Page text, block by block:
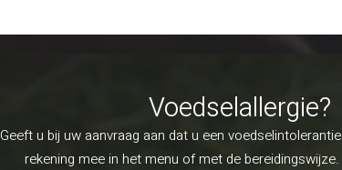
Voedselallergie?
Geeft u bij uw aanvraag aan dat u een
rekening mee in het menu of met de